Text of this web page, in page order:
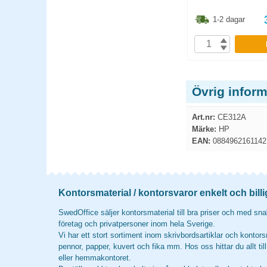
1-2 dagar
Övrig
Art.nr: CE312A
Märke: HP
EAN: 0884962161142
Kontorsmaterial / kontorsvaror enkelt och
SwedOffice säljer kontorsmaterial till bra priser och med
företag och privatpersoner inom hela Sverige.
Vi har ett stort sortiment inom skrivbordsartiklar och
pennor, papper, kuvert och fika mm. Hos oss hittar du allt
eller hemmakontoret.